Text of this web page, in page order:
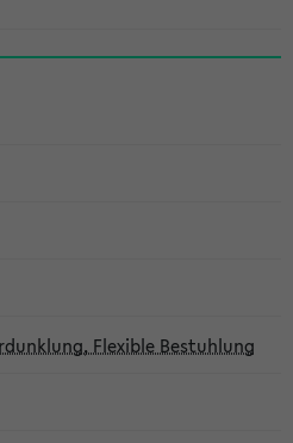
Flexible Bestuhlung